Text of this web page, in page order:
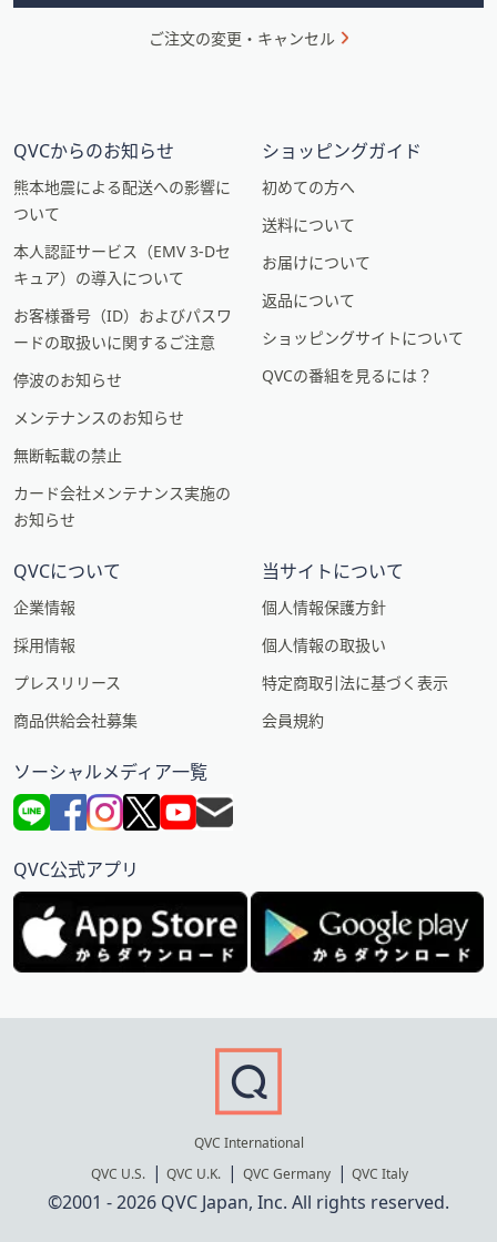
ご注文の変更・キャンセル
QVCからのお知らせ
熊本地震による配送への影響に
ついて
本人認証サービス（EMV 3-Dセ
キュア）の導入について
お客様番号（ID）およびパスワ
ードの取扱いに関するご注意
停波のお知らせ
メンテナンスのお知らせ
無断転載の禁止
カード会社メンテナンス実施の
お知らせ
ショッピングガイド
初めての方へ
送料について
お届けについて
返品について
ショッピングサイトについて
QVCの番組を見るには？
QVCについて
企業情報
採用情報
プレスリリース
商品供給会社募集
当サイトについて
個人情報保護方針
個人情報の取扱い
特定商取引法に基づく表示
会員規約
ソーシャルメディア一覧
QVC公式アプリ
QVC International
QVC U.S.
QVC U.K. QVC Germany QVC Italy
©2001 - 2026 QVC Japan, Inc. All rights reserved.